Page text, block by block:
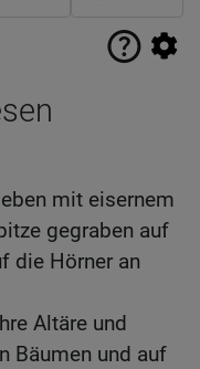
mit eisernem
gegraben auf
die Hörner an
Altäre und
Bäumen und auf